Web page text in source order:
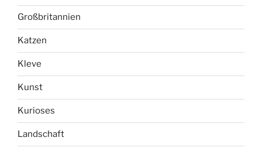
Großbritannien
Katzen
Kleve
Kunst
Kurioses
Landschaft